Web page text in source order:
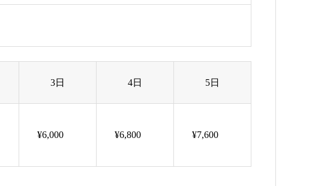
3日 4日 5日
¥6,000 ¥6,800 ¥7,600